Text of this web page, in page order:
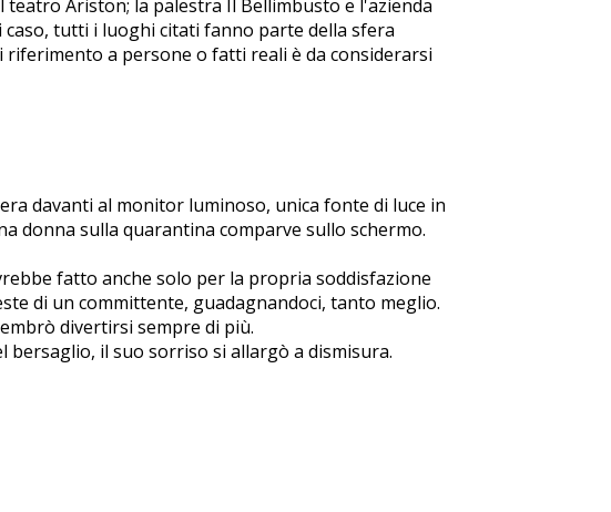
teatro Ariston; la palestra Il Bellimbusto e l'azienda
caso, tutti i luoghi citati fanno parte della sfera
a persone o fatti reali è da considerarsi
davanti al monitor luminoso, unica fonte di luce in
donna sulla quarantina comparve sullo schermo.
fatto anche solo per la propria soddisfazione
di un committente, guadagnandoci, tanto meglio.
divertirsi sempre di più.
bersaglio, il suo sorriso si allargò a dismisura.